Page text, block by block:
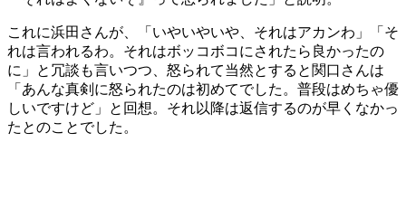
これに浜田さんが、「いやいやいや、それはアカンわ」「そ
れは言われるわ。それはボッコボコにされたら良かったの
に」と冗談も言いつつ、怒られて当然とすると関口さんは
「あんな真剣に怒られたのは初めてでした。普段はめちゃ優
しいですけど」と回想。それ以降は返信するのが早くなかっ
たとのことでした。